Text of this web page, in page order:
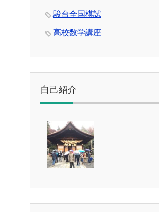
駿台全国模試
高校数学講座
自己紹介